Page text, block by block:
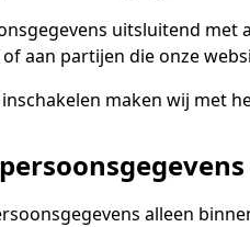
uitsluitend met
aan partijen die onze
maken wij met
alleen